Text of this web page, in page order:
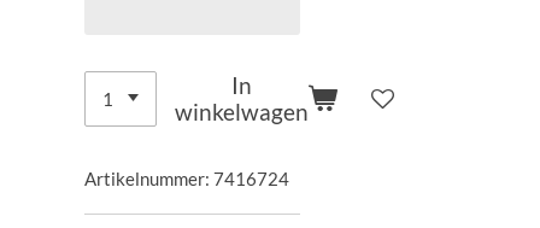
In
winkelwagen
Artikelnummer: 7416724